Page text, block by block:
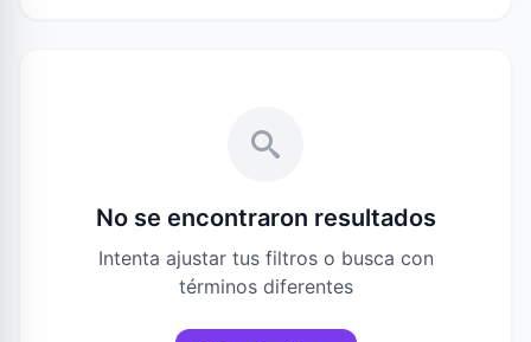
No se encontraron resultados
Intenta ajustar tus filtros o busca con
términos diferentes